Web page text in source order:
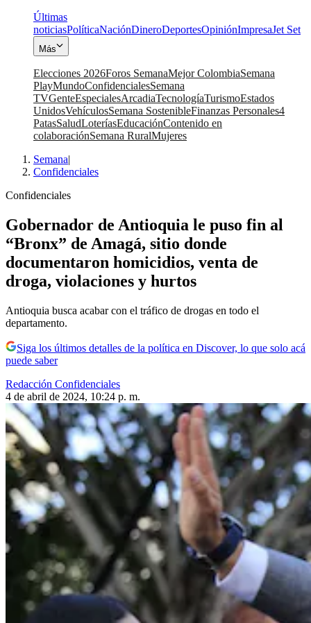
Últimas
noticiasPolíticaNaciónDineroDeportesOpiniónImpresaJet Set
Más
Elecciones 2026Foros SemanaMejor ColombiaSemana
PlayMundoConfidencialesSemana
TVGenteEspecialesArcadiaTecnologíaTurismoEstados
UnidosVehículosSemana SostenibleFinanzas Personales4
PatasSaludLoteríasEducaciónContenido en
colaboraciónSemana RuralMujeres
Semana|
Confidenciales
Confidenciales
Gobernador de Antioquia le puso fin al
“Bronx” de Amagá, sitio donde
documentaron homicidios, venta de
droga, violaciones y hurtos
Antioquia busca acabar con el tráfico de drogas en todo el
departamento.
Siga los últimos detalles de la política en Discover, lo que solo acá
puede saber
Redacción Confidenciales
4 de abril de 2024, 10:24 p. m.